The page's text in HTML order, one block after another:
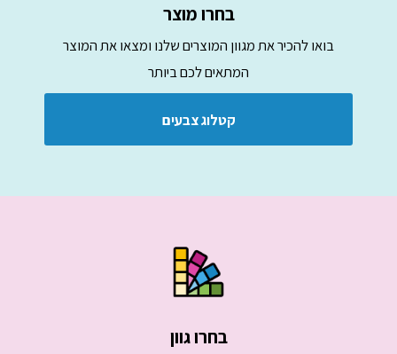
בחרו מוצר
בואו להכיר את מגוון המוצרים שלנו ומצאו את המוצר
המתאים לכם ביותר
קטלוג צבעים
בחרו גוון